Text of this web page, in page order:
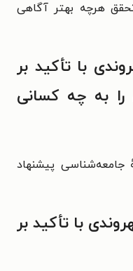
هرچه بهتر آگاهی
با تأکید بر
را به چه کسانی
جامعه‌شناسی پیشنهاد
با تأکید بر